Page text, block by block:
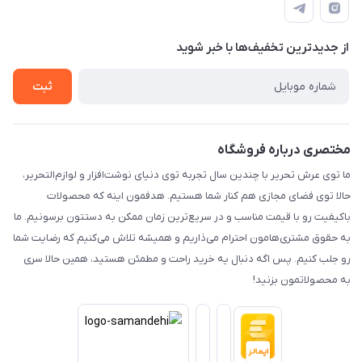
راهنما
رویه ارسال کالا
حریم خصوصی
تماس با ما
از جدید‌ترین تخفیف‌ها با‌ خبر شوید
ثبت
مختصری درباره فروشگاه
ما توی عرش تحریر با چندین سال تجربه توی دنیای نوشت‌افزار و لوازم‌التحریر،
حالا توی فضای مجازی هم کنار شما هستیم. هدفمون اینه که محصولات
باکیفیت رو با قیمت مناسب و در سریع‌ترین زمان ممکن به دستتون برسونیم. ما
به حقوق مشتری‌هامون احترام می‌ذاریم و همیشه تلاش می‌کنیم که رضایت شما
رو جلب کنیم. پس اگه دنبال یه خرید راحت و مطمئن هستید، همین حالا سری
به محصولاتمون بزنید!